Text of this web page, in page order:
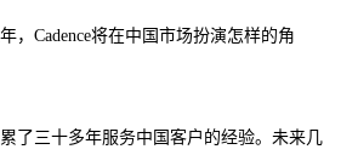
Cadence将在中国市场扮演怎样的角
三十多年服务中国客户的经验。未来几